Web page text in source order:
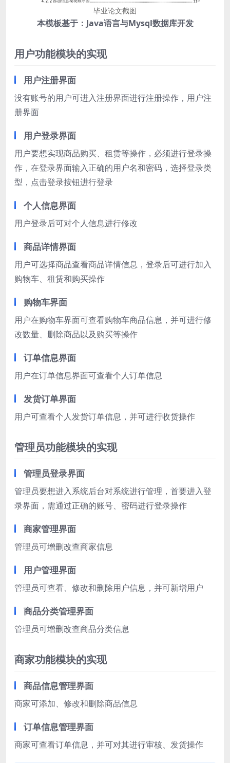
毕业论文截图
本模板基于：Java语言与Mysql数据库开发
用户功能模块的实现
用户注册界面
没有账号的用户可进入注册界面进行注册操作，用户注
册界面
用户登录界面
用户要想实现商品购买、租赁等操作，必须进行登录操
作，在登录界面输入正确的用户名和密码，选择登录类
型，点击登录按钮进行登录
个人信息界面
用户登录后可对个人信息进行修改
商品详情界面
用户可选择商品查看商品详情信息，登录后可进行加入
购物车、租赁和购买操作
购物车界面
用户在购物车界面可查看购物车商品信息，并可进行修
改数量、删除商品以及购买等操作
订单信息界面
用户在订单信息界面可查看个人订单信息
发货订单界面
用户可查看个人发货订单信息，并可进行收货操作
管理员功能模块的实现
管理员登录界面
管理员要想进入系统后台对系统进行管理，首要进入登
录界面，需通过正确的账号、密码进行登录操作
商家管理界面
管理员可增删改查商家信息
用户管理界面
管理员可查看、修改和删除用户信息，并可新增用户
商品分类管理界面
管理员可增删改查商品分类信息
商家功能模块的实现
商品信息管理界面
商家可添加、修改和删除商品信息
订单信息管理界面
商家可查看订单信息，并可对其进行审核、发货操作